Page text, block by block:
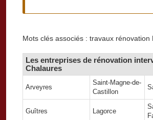
Mots clés associés : travaux
Les entreprises de rénovation
Chalaures
Arveyres
Saint-Magne-de-
Castillon
Guîtres Lagorce